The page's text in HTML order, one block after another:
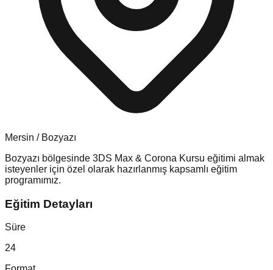
Mersin / Bozyazı
Bozyazı bölgesinde 3DS Max & Corona Kursu eğitimi almak
isteyenler için özel olarak hazırlanmış kapsamlı eğitim
programımız.
Eğitim Detayları
Süre
24